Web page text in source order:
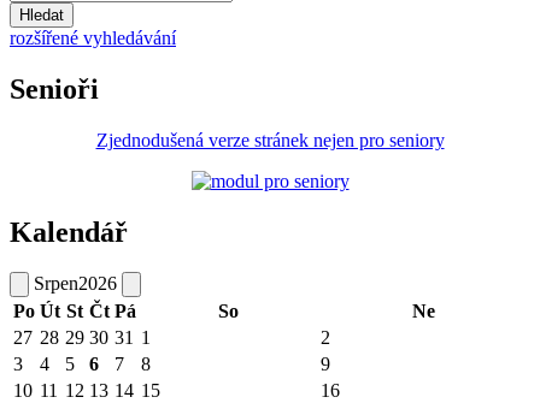
Hledat
rozšířené vyhledávání
Senioři
Zjednodušená verze stránek nejen pro seniory
Kalendář
Srpen2026
Po Út St Čt Pá So
Ne
27 28 29 30 31 1
2
3
4 5 6 7 8
9
10 11 12 13 14 15
16